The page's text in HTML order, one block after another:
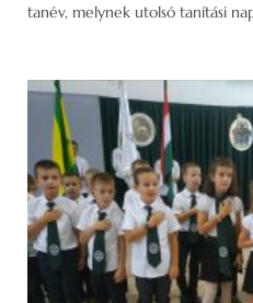
tanév, melynek utolsó tanítási